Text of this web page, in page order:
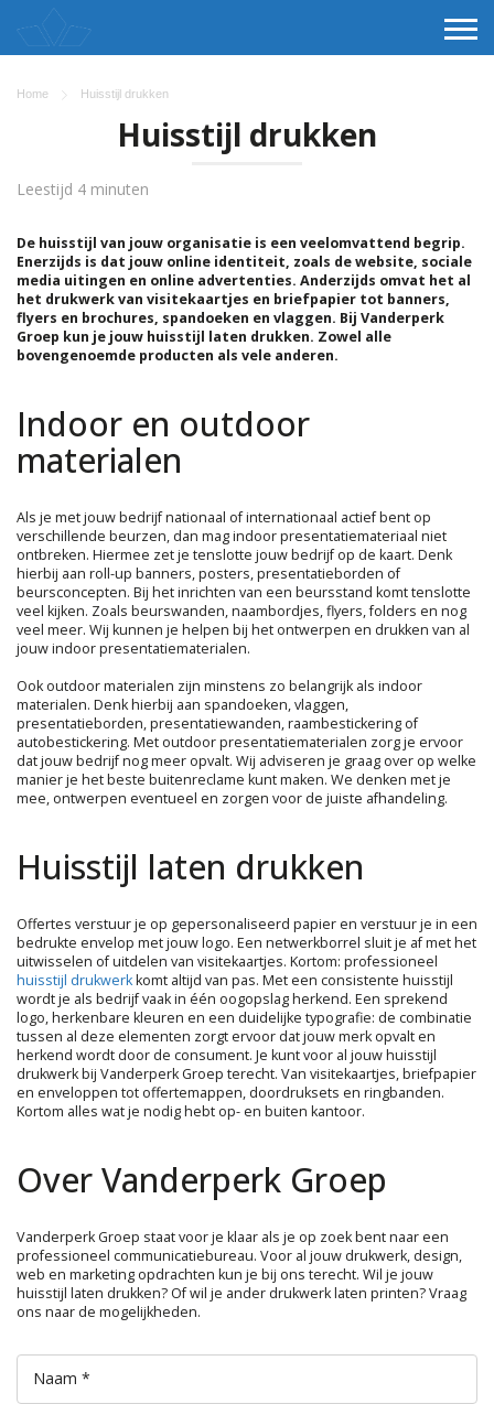
Home Huisstijl drukken
Huisstijl drukken
Leestijd 4 minuten
De huisstijl van jouw organisatie is een veelomvattend begrip.
Enerzijds is dat jouw online identiteit, zoals dewebsite, sociale
media uitingen en online advertenties. Anderzijds omvat het al
het drukwerk van visitekaartjes en briefpapier tot banners,
flyers en brochures, spandoeken en vlaggen. Bij Vanderperk
Groep kun je jouw huisstijl laten drukken. Zowel alle
bovengenoemde producten als vele anderen.
Indoor en outdoor
materialen
Als je met jouw bedrijf nationaal of internationaal actief bent op
verschillende beurzen, dan mag indoor presentatiemateriaal niet
ontbreken. Hiermee zet je tenslotte jouw bedrijf op de kaart. Denk
hierbij aan roll-up banners, posters, presentatieborden of
beursconcepten. Bij het inrichten van een beursstand komt tenslotte
veel kijken. Zoals beurswanden, naambordjes, flyers, folders en nog
veel meer. Wij kunnen je helpen bij het ontwerpen en drukken van al
jouw indoor presentatiematerialen.
Ook outdoor materialen zijn minstens zo belangrijk als indoor
materialen. Denk hierbij aan spandoeken, vlaggen,
presentatieborden, presentatiewanden, raambestickering of
autobestickering. Met outdoor presentatiematerialen zorg je ervoor
dat jouw bedrijf nog meer opvalt. Wij adviseren je graag over op welke
manier je het beste buitenreclame kunt maken. We denken met je
mee, ontwerpen eventueel en zorgen voor de juiste afhandeling.
Huisstijl laten drukken
Offertes verstuur je op gepersonaliseerd papier en verstuur je in een
bedrukte envelop met jouw logo. Een netwerkborrel sluit je af met het
uitwisselen of uitdelen van visitekaartjes. Kortom: professioneel
huisstijl drukwerkkomt altijd van pas. Met een consistente huisstijl
wordt je als bedrijf vaak in één oogopslag herkend. Een sprekend
logo, herkenbare kleuren en een duidelijke typografie: de combinatie
tussen al deze elementen zorgt ervoor dat jouw merk opvalt en
herkend wordt door de consument. Je kunt voor al jouw huisstijl
drukwerk bij Vanderperk Groep terecht. Van visitekaartjes, briefpapier
en enveloppen tot offertemappen, doordruksets en ringbanden.
Kortom alles wat je nodig hebt op- en buiten kantoor.
Over Vanderperk Groep
Vanderperk Groep staat voor je klaar als je op zoek bent naar een
professioneel communicatiebureau. Voor al jouw drukwerk, design,
web en marketing opdrachten kun je bij ons terecht. Wil je jouw
huisstijl laten drukken? Of wil je ander drukwerk laten printen? Vraag
ons naar de mogelijkheden.
Naam *